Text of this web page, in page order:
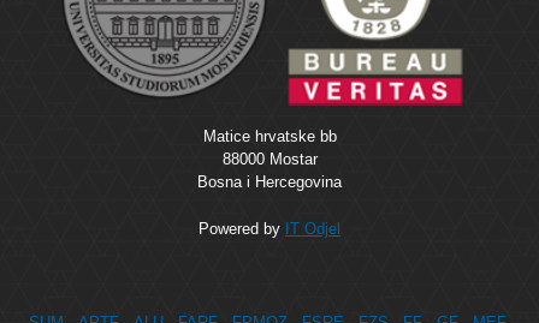
Matice hrvatske bb
88000 Mostar
Bosna i Hercegovina
Powered by IT Odjel